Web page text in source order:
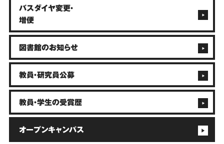
バスダイヤ変更・
増便
図書館のお知らせ
教員・研究員公募
教員・学生の受賞歴
オープンキャンパス